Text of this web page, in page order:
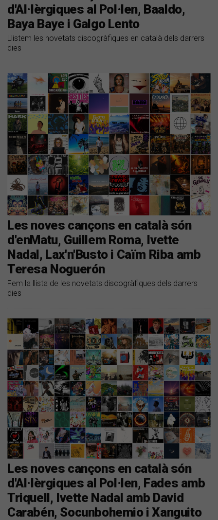
d'Al·lèrgiques al Pol·len, Baaldo,
Baya Baye i Galgo Lento
Llistem les novetats discogràfiques en català dels darrers
dies
Les noves cançons en català són
d'enMatu, Guillem Roma, Ivette
Nadal, Lax'n'Busto i Caïm Riba amb
Teresa Noguerón
Fem la llista de les novetats discogràfiques dels darrers
dies
Les noves cançons en català són
d'Al·lèrgiques al Pol·len, Fades amb
Triquell, Ivette Nadal amb David
Carabén, Socunbohemio i Xanguito